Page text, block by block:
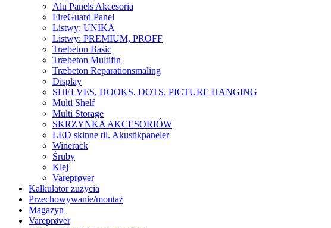
Alu Panels Akcesoria
FireGuard Panel
Listwy: UNIKA
Listwy: PREMIUM, PROFF
Træbeton Basic
Træbeton Multifin
Træbeton Reparationsmaling
Display
SHELVES, HOOKS, DOTS, PICTURE HANGING
Multi Shelf
Multi Storage
SKRZYNKA AKCESORIÓW
LED skinne til. Akustikpaneler
Winerack
Śruby
Klej
Vareprøver
Kalkulator zużycia
Przechowywanie/montaż
Magazyn
Vareprøver